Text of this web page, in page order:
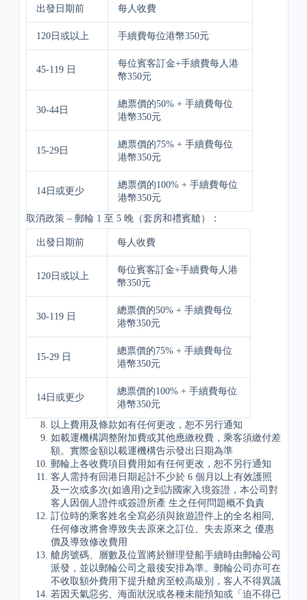
出發日期前 每人收費
120日或以上 手續費每位港幣350元
45-119 日
每位賓客訂金+手續費每人港
幣350元
30-44日
總票價的50% + 手續費每位
港幣350元
15-29日
總票價的75% + 手續費每位
港幣350元
14日或更少
總票價的100% + 手續費每位
港幣350元
取消政策 – 郵輪 1 至 5 晚（套房和禮賓艙）：
出發日期前 每人收費
120日或以上
每位賓客訂金+手續費每人港
幣350元
30-119 日
總票價的50% + 手續費每位
港幣350元
15-29 日
總票價的75% + 手續費每位
港幣350元
14日或更少
總票價的100% + 手續費每位
港幣350元
以上費用及條款如有任何更改，恕不另行通知
如載運機構調整附加費或其他應繳稅費，乘客須繳付差
額。實際金額以載運機構告示發出日期為準
郵輪上各收費項目費用如有任何更改，恕不另行通知
客人需持有回港日期起計不少於 6 個月以上有效護照
及一次或多次(如適用)之到訪國家入境簽證，本公司對
客人因個人證件或簽證所產 生之任何問題概不負責
訂位時的乘客姓名全寫必須與旅遊證件上的全名相同,
任何修改將會導致失去原來之訂位、失去原來之 優惠
價及導致修改費用
艙房號碼、層數及位置將於辦理登船手續時由郵輪公司
派發，並以郵輪公司之最後安排為準。郵輪公司亦可在
不收取額外費用下提升艙房至較高級別，客人不得異議
若因天氣惡劣、海面狀況或各種未能預知或「迫不得已